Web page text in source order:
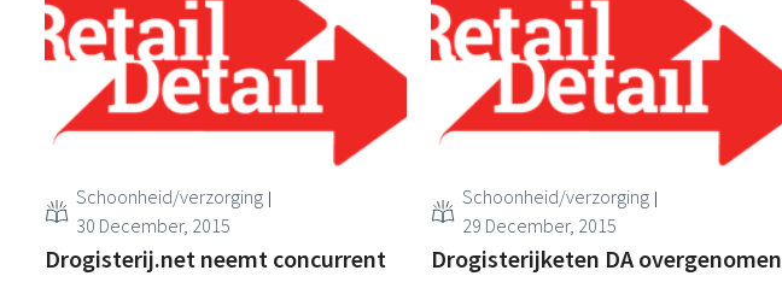
Schoonheid/verzorging
30 December, 2015
Drogisterij.net neemt concurrent
Schoonheid/verzorging
29 December, 2015
Drogisterijketen DA overgenomen